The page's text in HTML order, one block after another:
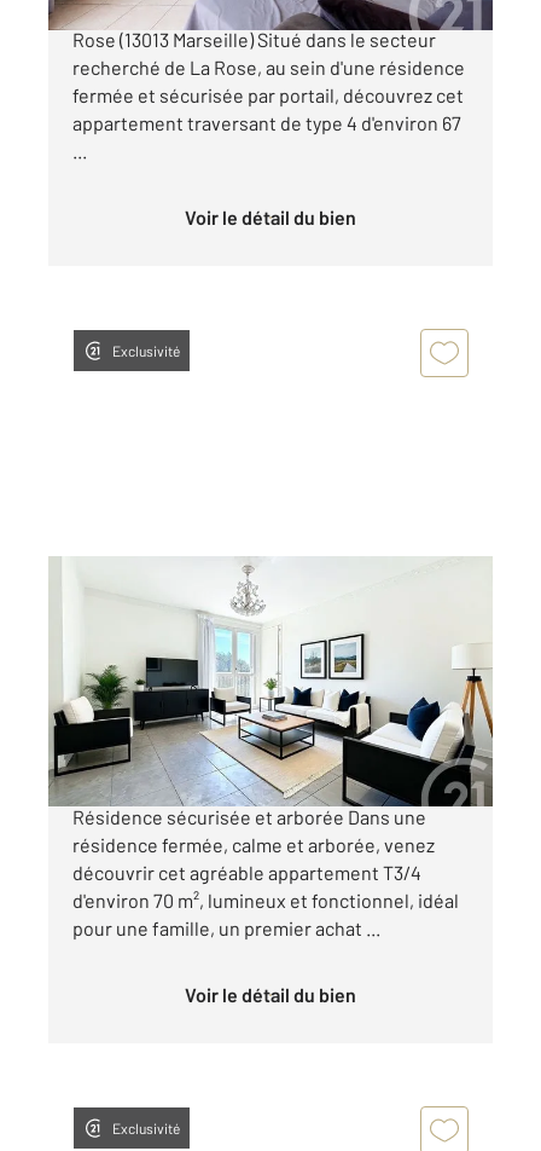
À vendre Appartement T4 d'environ 67 m² La
Rose (13013 Marseille) Situé dans le secteur
recherché de La Rose, au sein d'une résidence
fermée et sécurisée par portail, découvrez cet
appartement traversant de type 4 d'environ 67
...
Voir le détail du bien
Exclusivité
, 4 pièces
Appartement F4 à vendre
179 000 €
SAINT-JÉRÔME (13013) T3/4 d'environ 70 m²
Résidence sécurisée et arborée Dans une
résidence fermée, calme et arborée, venez
découvrir cet agréable appartement T3/4
d'environ 70 m², lumineux et fonctionnel, idéal
pour une famille, un premier achat ...
Voir le détail du bien
Exclusivité